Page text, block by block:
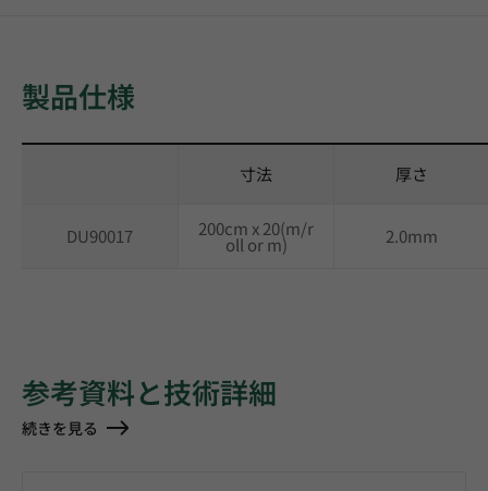
製品仕様
寸法 厚さ
DU90017 200cm x 20(m/r
oll or m) 2.0mm
参考資料と技術詳細
続きを見る